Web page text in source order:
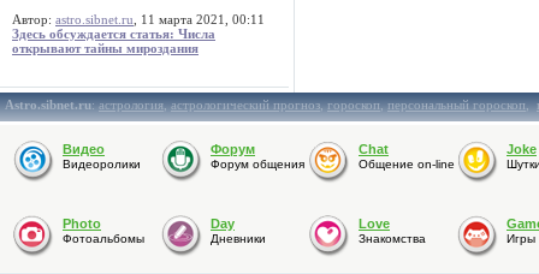
Автор: astro.sibnet.ru , 11 марта 2021, 00:11
Здесь обсуждается статья: Числа
открывают тайны мироздания
Astro.sibnet.ru:астрология,астрологический прогноз,гороскоп,персональный гороскоп,
Видео
Видеоролики
Форум
Форум общения
Chat
Общение on-line
Joke
Photo
Фотоальбомы
Day
Дневники
Love
Знакомства Игры